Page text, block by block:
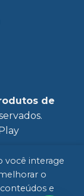
de
você interage
o
e